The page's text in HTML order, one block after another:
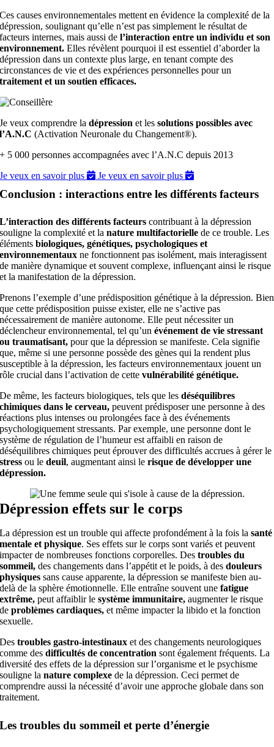
Ces causes environnementales mettent en évidence la complexité de la
dépression, soulignant qu’elle n’est pas simplement le résultat de
facteurs internes, mais aussi del’interaction entre un individu et son
environnement. Elles révèlent pourquoi il est essentiel d’aborder la
dépression dans un contexte plus large, en tenant compte des
circonstances de vie et des expériences personnelles pour un
traitement et un soutien efficaces.
Je veux comprendre ladépression et lessolutions possibles avec
l’A.N.C (Activation Neuronale du Changement®).
+ 5 000 personnes accompagnées avec l’A.N.C depuis 2013
Je veux en savoir plus
Je veux en savoir plus
Conclusion : interactions entre les différents facteurs
L’interaction des différents facteurscontribuant à la dépression
souligne la complexité et lanature multifactorielle de ce trouble. Les
élémentsbiologiques, génétiques, psychologiques et
environnementauxne fonctionnent pas isolément, mais interagissent
de manière dynamique et souvent complexe, influençant ainsi le risque
et la manifestation de la dépression.
Prenons l’exemple d’une prédisposition génétique à la dépression. Bien
que cette prédisposition puisse exister, elle ne s’active pas
nécessairement de manière autonome. Elle peut nécessiter un
déclencheur environnemental, tel qu’unévénement de vie stressant
ou traumatisant,pour que la dépression se manifeste. Cela signifie
que, même si une personne possède des gènes qui la rendent plus
susceptible à la dépression, les facteurs environnementaux jouent un
rôle crucial dans l’activation de cettevulnérabilité génétique.
De même, les facteurs biologiques, tels que lesdéséquilibres
chimiques dans le cerveau, peuvent prédisposer une personne à des
réactions plus intenses ou prolongées face à des événements
psychologiquement stressants. Par exemple, une personne dont le
système de régulation de l’humeur est affaibli en raison de
déséquilibres chimiques peut éprouver des difficultés accrues à gérer le
stress ou ledeuil, augmentant ainsi lerisque de développer une
dépression.
Dépression effets sur le corps
La dépression est un trouble qui affecte profondément à la fois la santé
mentale et physique. Ses effets sur le corps sont variés et peuvent
impacter de nombreuses fonctions corporelles. Des troubles du
sommeil,des changements dans l’appétit et le poids, à desdouleurs
physiquessans cause apparente, la dépression se manifeste bien au-
delà de la sphère émotionnelle. Elle entraîne souvent une fatigue
extrême, peut affaiblir lesystème immunitaire, augmenter le risque
deproblèmes cardiaques, et même impacter la libido et la fonction
sexuelle.
Destroubles gastro-intestinauxet des changements neurologiques
comme desdifficultés de concentration sont également fréquents. La
diversité des effets de la dépression sur l’organisme et le psychisme
souligne la nature complexede la dépression. Ceci permet de
comprendre aussi la nécessité d’avoir une approche globale dans son
traitement.
Les troubles du sommeil et perte d’énergie